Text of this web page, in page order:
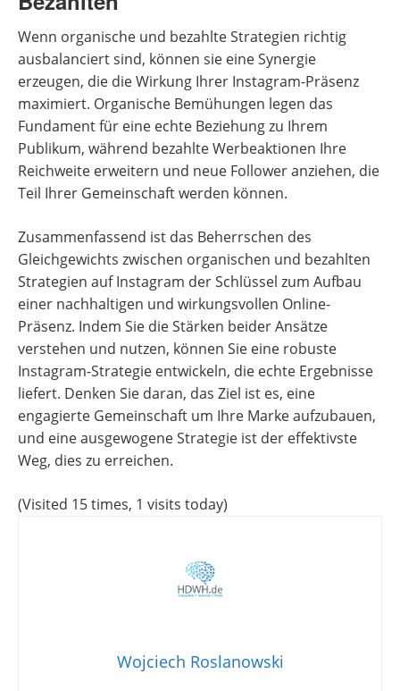
Wenn organische und bezahlte Strategien richtig
ausbalanciert sind, können sie eine Synergie
erzeugen, die die Wirkung Ihrer Instagram-Präsenz
maximiert. Organische Bemühungen legen das
Fundament für eine echte Beziehung zu Ihrem
Publikum, während bezahlte Werbeaktionen Ihre
Reichweite erweitern und neue Follower anziehen, die
Teil Ihrer Gemeinschaft werden können.
Zusammenfassend ist das Beherrschen des
Gleichgewichts zwischen organischen und bezahlten
Strategien auf Instagram der Schlüssel zum Aufbau
einer nachhaltigen und wirkungsvollen Online-
Präsenz. Indem Sie die Stärken beider Ansätze
verstehen und nutzen, können Sie eine robuste
Instagram-Strategie entwickeln, die echte Ergebnisse
liefert. Denken Sie daran, das Ziel ist es, eine
engagierte Gemeinschaft um Ihre Marke aufzubauen,
und eine ausgewogene Strategie ist der effektivste
Weg, dies zu erreichen.
(Visited 15 times, 1 visits today)
Wojciech Roslanowski